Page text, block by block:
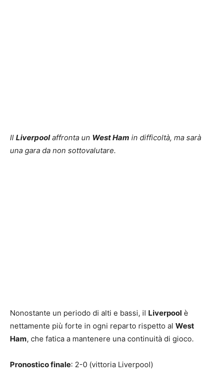
Il Liverpoolaffronta un West Ham in difficoltà, ma sarà
una gara da non sottovalutare.
Nonostante un periodo di alti e bassi, il Liverpool è
nettamente più forte in ogni reparto rispetto al West
Ham, che fatica a mantenere una continuità di gioco.
Pronostico finale: 2-0 (vittoria Liverpool)